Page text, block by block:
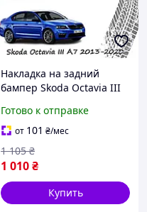
Накладка на задний
бампер Skoda Octavia III
2020 Карбоновая
защитная накладка
бампера
Готово к отправке
от 101 ₴/мес
1 010₴
1 105 ₴
Купить